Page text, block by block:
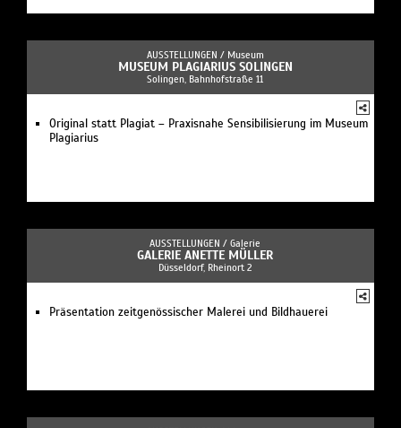
AUSSTELLUNGEN / Museum
MUSEUM PLAGIARIUS SOLINGEN
Solingen, Bahnhofstraße 11
Original statt Plagiat – Praxisnahe Sensibilisierung im Museum
Plagiarius
AUSSTELLUNGEN / Galerie
GALERIE ANETTE MÜLLER
Düsseldorf, Rheinort 2
Präsentation zeitgenössischer Malerei und Bildhauerei